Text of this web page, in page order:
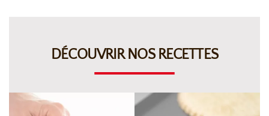
DÉCOUVRIR NOS RECETTES